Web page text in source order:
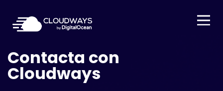
Open Nav
Contacta con
Cloudways